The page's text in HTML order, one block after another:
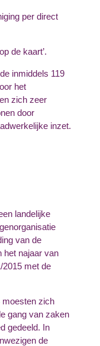
per direct
de kaart’.
inmiddels 119
het
zich zeer
door
inzet.
landelijke
van de
het najaar van
2015 met de
moesten zich
gang van zaken
gedeeld. In
de